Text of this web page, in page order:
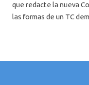
que redacte la nueva
las formas de un TC